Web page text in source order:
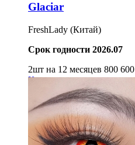
Glaciar
FreshLady (Китай)
Срок годности 2026.07
2шт на 12 месяцев 800 600
Купить